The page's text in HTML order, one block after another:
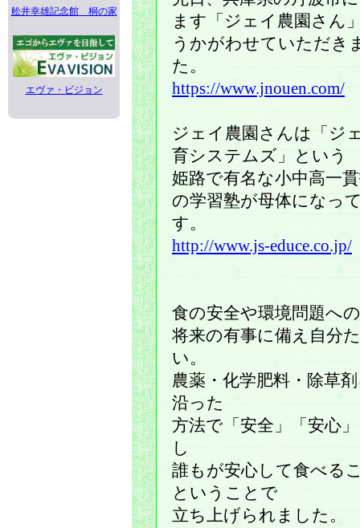
舩井幸雄記念館 桐の家
エヴァ・ビジョン
ます「ジェイ農園さん
うかがわせていただき
た。
https://www.jnouen.com/
ジェイ農園さんは「ジ
育システムズ」という
姫路で有名な小中高一
の学習塾が母体になっ
す。
http://www.js-educe.co.jp/
食の安全や環境問題へ
将来の有事に備え自分
い。
農薬・化学肥料・除草
沿った
方法で「安全」「安心
し
誰もが安心して食べる
ということで
立ち上げられました。